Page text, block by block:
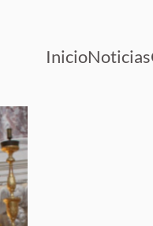
InicioNoticias